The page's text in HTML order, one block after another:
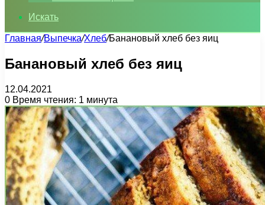
Искать
Главная/Выпечка/Хлеб/Банановый хлеб без яиц
Банановый хлеб без яиц
12.04.2021
0 Время чтения: 1 минута